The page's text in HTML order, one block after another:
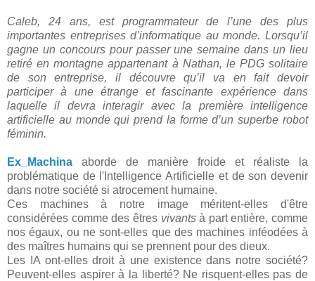
Caleb, 24 ans, est programmateur de l’une des plus
importantes entreprises d’informatique au monde. Lorsqu’il
gagne un concours pour passer une semaine dans un lieu
retiré en montagne appartenant à Nathan, le PDG solitaire
de son entreprise, il découvre qu’il va en fait devoir
participer à une étrange et fascinante expérience dans
laquelle il devra interagir avec la première intelligence
artificielle au monde qui prend la forme d’un superbe robot
féminin.
Ex_Machina aborde de manière froide et réaliste la
problématique de l'Intelligence Artificielle et de son devenir
dans notre société si atrocement humaine.
Ces machines à notre image méritent-elles d'être
considérées comme des êtres vivantsà part entière, comme
nos égaux, ou ne sont-elles que des machines inféodées à
des maîtres humains qui se prennent pour des dieux.
Les IA ont-elles droit à une existence dans notre société?
Peuvent-elles aspirer à la liberté? Ne risquent-elles pas de